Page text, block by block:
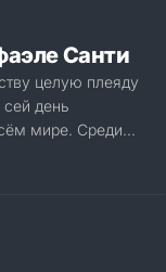
Санти
целую плеяду
день
мире. Среди...